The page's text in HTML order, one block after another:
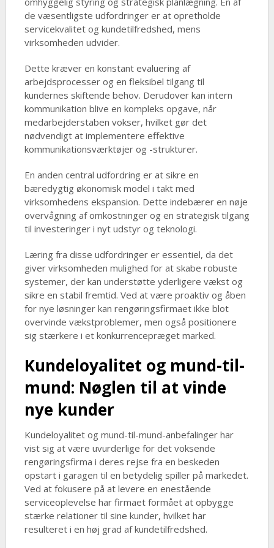
de væsentligste udfordringer er at opretholde
servicekvalitet og kundetilfredshed, mens
virksomheden udvider.
Dette kræver en konstant evaluering af
arbejdsprocesser og en fleksibel tilgang til
kundernes skiftende behov. Derudover kan intern
kommunikation blive en kompleks opgave, når
medarbejderstaben vokser, hvilket gør det
nødvendigt at implementere effektive
kommunikationsværktøjer og -strukturer.
En anden central udfordring er at sikre en
bæredygtig økonomisk model i takt med
virksomhedens ekspansion. Dette indebærer en nøje
overvågning af omkostninger og en strategisk tilgang
til investeringer i nyt udstyr og teknologi.
Læring fra disse udfordringer er essentiel, da det
giver virksomheden mulighed for at skabe robuste
systemer, der kan understøtte yderligere vækst og
sikre en stabil fremtid. Ved at være proaktiv og åben
for nye løsninger kan rengøringsfirmaet ikke blot
overvinde vækstproblemer, men også positionere
sig stærkere i et konkurrencepræget marked.
Kundeloyalitet og mund-til-
mund: Nøglen til at vinde
nye kunder
Kundeloyalitet og mund-til-mund-anbefalinger har
vist sig at være uvurderlige for det voksende
rengøringsfirma i deres rejse fra en beskeden
opstart i garagen til en betydelig spiller på markedet.
Ved at fokusere på at levere en enestående
serviceoplevelse har firmaet formået at opbygge
stærke relationer til sine kunder, hvilket har
resulteret i en høj grad af kundetilfredshed.